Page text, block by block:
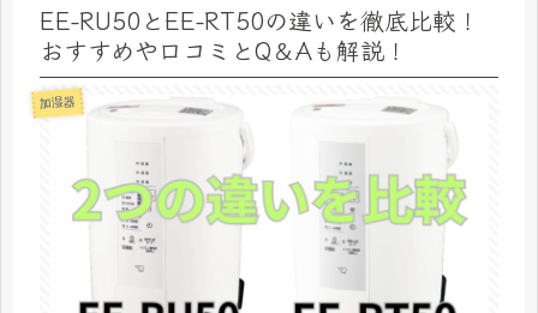
EE-RU50とEE-RT50の違いを徹底比較！
おすすめや口コミとQ＆Aも解説！
加湿器